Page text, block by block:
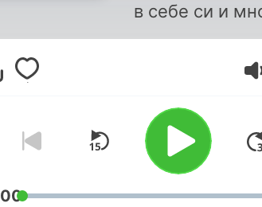
в себе си и
възможности,
заобикалят.
хора, които
мечтите си,
цели да
слушатели да
си с